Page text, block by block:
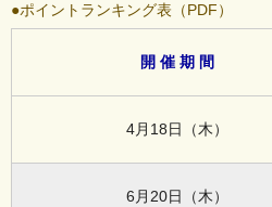
●ポイントランキング表（PDF）
開 催 期 間
4月18日（木）
6月20日（木）